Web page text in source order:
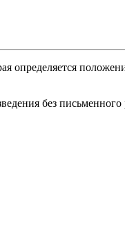
определяется
без письменного